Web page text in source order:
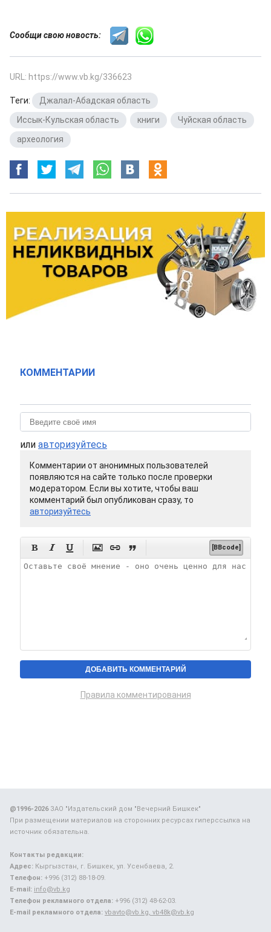
Сообщи свою новость:
URL: https://www.vb.kg/336623
Теги: Джалал-Абадская область
Иссык-Кульская область
книги Чуйская область
археология
КОММЕНТАРИИ
или авторизуйтесь
Комментарии от анонимных пользователей
появляются на сайте только после проверки
модератором. Если вы хотите, чтобы ваш
комментарий был опубликован сразу, то
авторизуйтесь
      [BBcode]
Правила комментирования
@1996-2026ЗАО "Издательский дом "Вечерний Бишкек"
При размещении материалов на сторонних ресурсах гиперссылка на
источник обязательна.
Контакты редакции:
Адрес: Кыргызстан, г. Бишкек, ул. Усенбаева, 2.
Телефон: +996 (312) 88-18-09.
E-mail: info@vb.kg
Телефон рекламного отдела: +996 (312) 48-62-03.
E-mail рекламного отдела: vbavto@vb.kg, vb48k@vb.kg